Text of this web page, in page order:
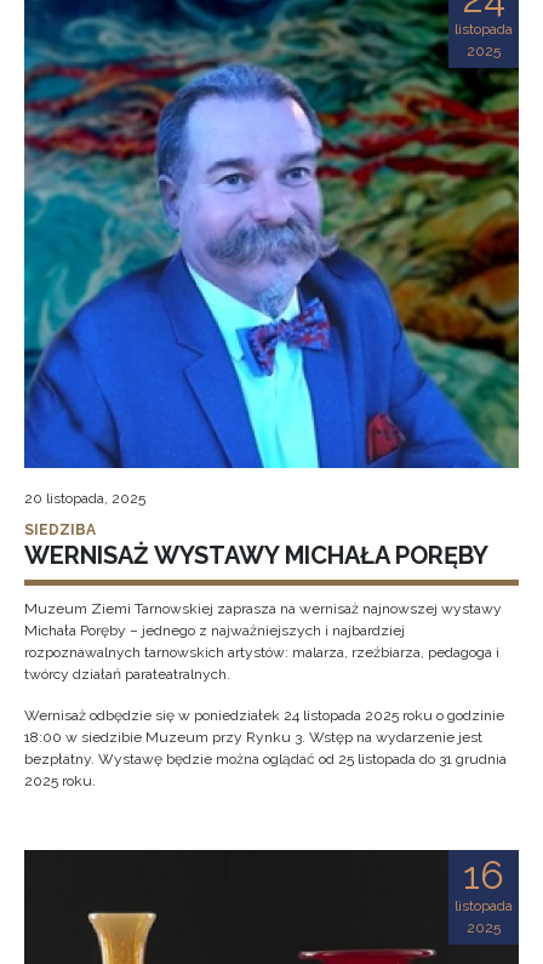
listopada
2025
20 listopada, 2025
SIEDZIBA
WERNISAŻ WYSTAWY MICHAŁA PORĘBY
Muzeum Ziemi Tarnowskiej zaprasza na wernisaż najnowszej wystawy
Michała Poręby – jednego z najważniejszych i najbardziej
rozpoznawalnych tarnowskich artystów: malarza, rzeźbiarza, pedagoga i
twórcy działań parateatralnych.
Wernisaż odbędzie się w poniedziałek 24 listopada 2025 roku o godzinie
18:00 w siedzibie Muzeum przy Rynku 3. Wstęp na wydarzenie jest
bezpłatny. Wystawę będzie można oglądać od 25 listopada do 31 grudnia
2025 roku.
16
listopada
2025